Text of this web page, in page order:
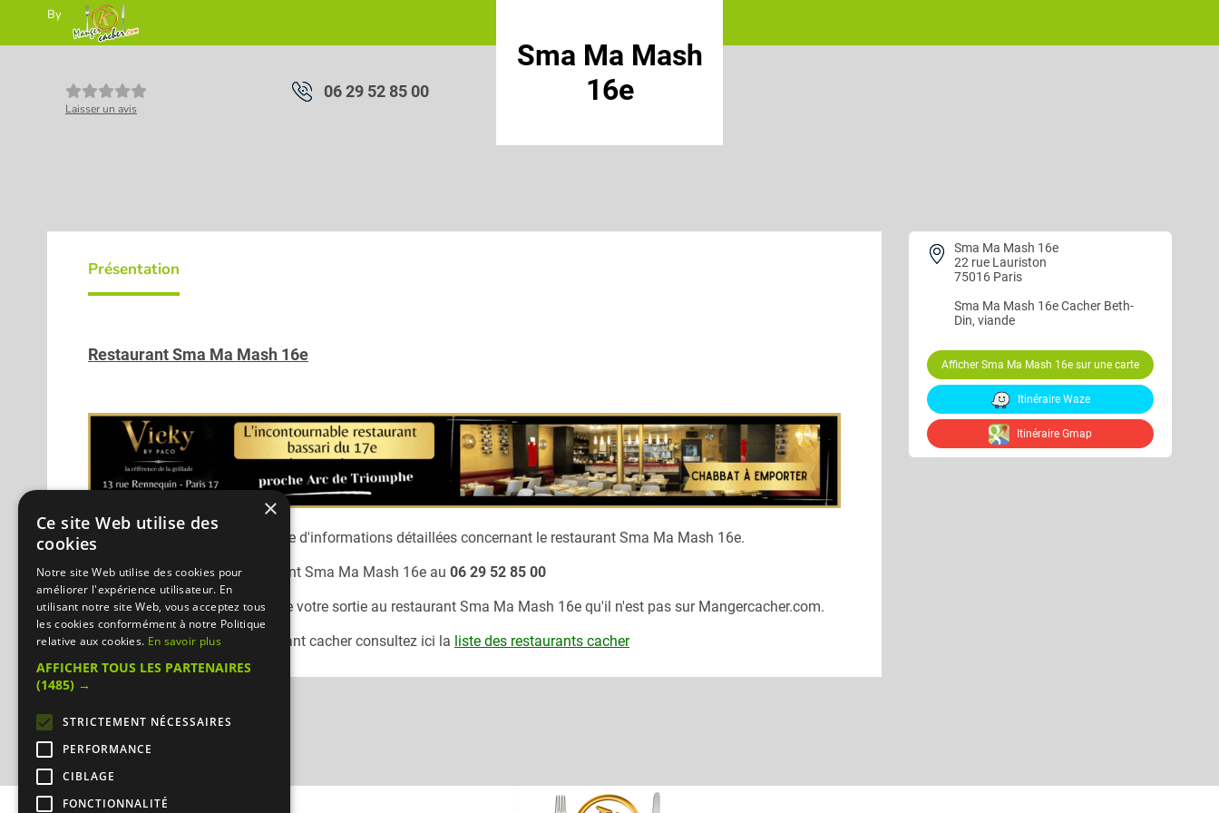
By
Sma Ma Mash
16e
06 29 52 85 00
Laisser un avis
Sma Ma Mash 16e
22 rue Lauriston
75016 Paris
Sma Ma Mash 16eCacher Beth-
Din, viande
Afficher Sma Ma Mash 16e sur une carte
Itinéraire Waze
Itinéraire Gmap
Présentation
Restaurant Sma Ma Mash 16e
Désolé, nous n'avons pas encore d'informations détaillées concernant le restaurant Sma Ma Mash 16e.
Vous pouvez joindre le restaurant Sma Ma Mash 16e au 06 29 52 85 00
N'oubliez pas de préciser lors de votre sortie au restaurant Sma Ma Mash 16e qu'il n'est pas sur Mangercacher.com.
Pour consulter un autre restaurant cacher consultez ici la liste des restaurants cacher
×
Ce site Web utilise des
cookies
Notre site Web utilise des cookies pour
améliorer l'expérience utilisateur. En
utilisant notre site Web, vous acceptez tous
les cookies conformément à notre Politique
relative aux cookies. En savoir plus
AFFICHER TOUS LES PARTENAIRES
(1485) →
STRICTEMENT NÉCESSAIRES
PERFORMANCE
CIBLAGE
FONCTIONNALITÉ